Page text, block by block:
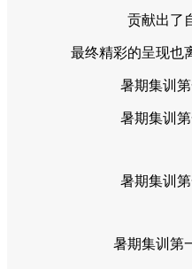
贡献出了
最终精彩的呈现也
暑期集训
暑期集训
暑期集训
暑期集训第